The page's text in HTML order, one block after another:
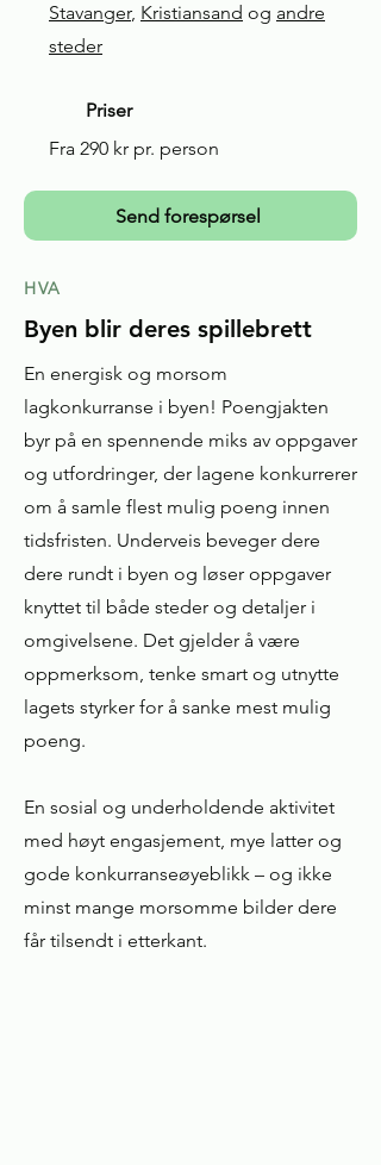
Stavanger, Kristiansand og andre
steder
Priser
Fra 290 kr pr. person
Send forespørsel
HVA
Byen blir deres spillebrett
En energisk og morsom
lagkonkurranse i byen! Poengjakten
byr på en spennende miks av oppgaver
og utfordringer, der lagene konkurrerer
om å samle flest mulig poeng innen
tidsfristen. Underveis beveger dere
dere rundt i byen og løser oppgaver
knyttet til både steder og detaljer i
omgivelsene. Det gjelder å være
oppmerksom, tenke smart og utnytte
lagets styrker for å sanke mest mulig
poeng.
En sosial og underholdende aktivitet
med høyt engasjement, mye latter og
gode konkurranseøyeblikk – og ikke
minst mange morsomme bilder dere
får tilsendt i etterkant.